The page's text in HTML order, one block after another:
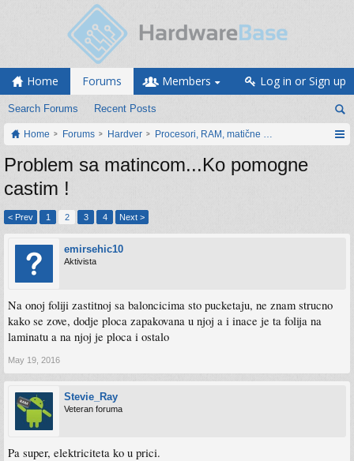
Home Forums
Search Forums Recent Posts
Members Log in or Sign up
Home Forums Hardver Procesori, RAM, matične ploče i grafičke
Problem sa matincom...Ko pomogne
castim !
< Prev 1 2 3 4 Next >
emirsehic10
Aktivista
Na onoj foliji zastitnoj sa baloncicima sto pucketaju, ne znam strucno
kako se zove, dodje ploca zapakovana u njoj a i inace je ta folija na
laminatu a na njoj je ploca i ostalo
May 19, 2016
Stevie_Ray
Veteran foruma
Pa super, elektriciteta ko u prici.